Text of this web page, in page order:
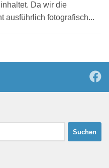
Da wir die
ausführlich fotografisch...